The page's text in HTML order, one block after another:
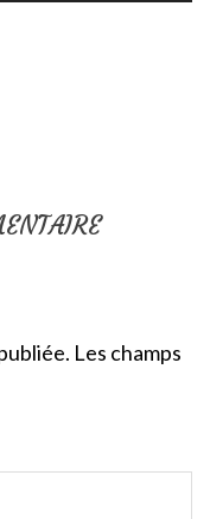
Les champs